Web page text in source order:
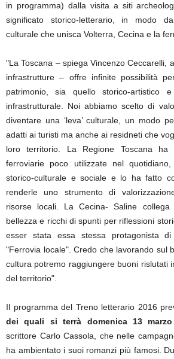
in programma) dalla visita a siti
significato storico-letterario, in modo
culturale che unisca Volterra, Cecina e la
"La Toscana – spiega Vincenzo Ceccarelli,
infrastrutture – offre infinite possibilità
patrimonio, sia quello storico-artistico
infrastrutturale. Noi abbiamo scelto di
diventare una ‘leva’ culturale, un modo
adatti ai turisti ma anche ai residneti che
loro territorio. La Regione Toscana ha
ferroviarie poco utilizzate nel
storico-culturale e sociale e lo ha fatto
renderle uno strumento di
risorse locali. La Cecina- Saline
bellezza e ricchi di spunti per riflessioni
esser stata essa stessa protagonista di
"Ferrovia locale". Credo che lavorando sul
cultura potremo raggiungere buoni rislutati
del territorio".
Il programma del Treno letterario 2016
dei quali si terrà domenica 13 marzo
scrittore Carlo Cassola, che nelle
ha ambientato i suoi romanzi più famosi.